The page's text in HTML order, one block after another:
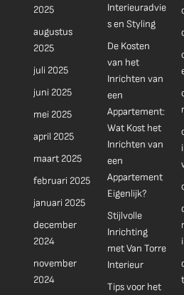
2025
augustus
2025
juli 2025
juni 2025
mei 2025
april 2025
maart 2025
februari 2025
januari 2025
december
2024
november
2024
Interieuradvie
s en Styling
De Kosten
van het
Inrichten van
een
Appartement:
Wat Kost het
Inrichten van
een
Appartement
Eigenlijk?
Stijlvolle
Inrichting
met Van Torre
Interieur
Tips voor het